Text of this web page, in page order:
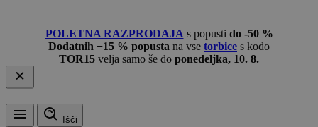
POLETNA RAZPRODAJA s popusti do -50 %
Dodatnih −15 % popusta na vse torbice s kodo
TOR15 velja samo še do ponedeljka, 10. 8.
Išči